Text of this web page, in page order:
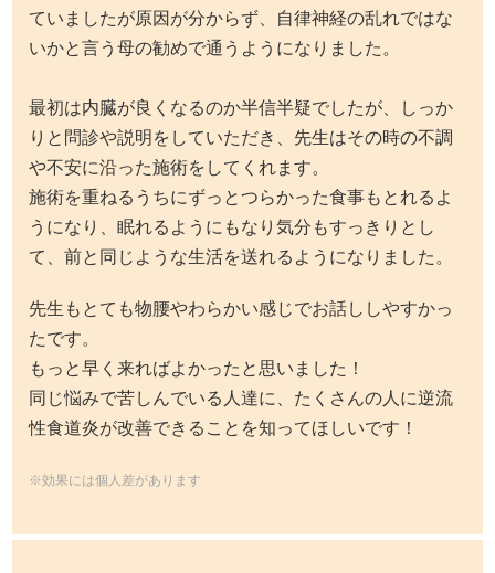
ていましたが原因が分からず、自律神経の乱れではな
いかと言う母の勧めで通うようになりました。
最初は内臓が良くなるのか半信半疑でしたが、しっか
りと問診や説明をしていただき、先生はその時の不調
や不安に沿った施術をしてくれます。
施術を重ねるうちにずっとつらかった食事もとれるよ
うになり、眠れるようにもなり気分もすっきりとし
て、前と同じような生活を送れるようになりました。
先生もとても物腰やわらかい感じでお話ししやすかっ
たです。
もっと早く来ればよかったと思いました！
同じ悩みで苦しんでいる人達に、たくさんの人に逆流
性食道炎が改善できることを知ってほしいです！
※効果には個人差があります